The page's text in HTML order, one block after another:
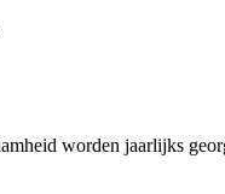
worden jaarlijks